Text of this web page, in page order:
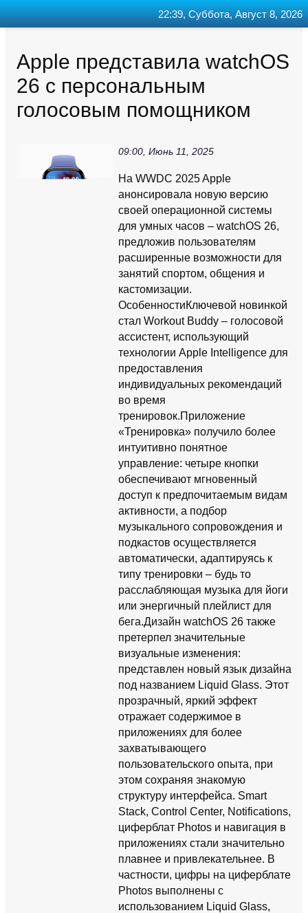
Apple представила watchOS
26 с персональным
голосовым помощником
09:00, Июнь 11, 2025
На WWDC 2025 Apple
анонсировала новую версию
своей операционной системы
для умных часов – watchOS 26,
предложив пользователям
расширенные возможности для
занятий спортом, общения и
кастомизации.
ОсобенностиКлючевой новинкой
стал Workout Buddy – голосовой
ассистент, использующий
технологии Apple Intelligence для
предоставления
индивидуальных рекомендаций
во время
тренировок.Приложение
«Тренировка» получило более
интуитивно понятное
управление: четыре кнопки
обеспечивают мгновенный
доступ к предпочитаемым видам
активности, а подбор
музыкального сопровождения и
подкастов осуществляется
автоматически, адаптируясь к
типу тренировки – будь то
расслабляющая музыка для йоги
или энергичный плейлист для
бега.Дизайн watchOS 26 также
претерпел значительные
визуальные изменения:
представлен новый язык дизайна
под названием Liquid Glass. Этот
прозрачный, яркий эффект
отражает содержимое в
приложениях для более
захватывающего
пользовательского опыта, при
этом сохраняя знакомую
структуру интерфейса. Smart
Stack, Control Center, Notifications,
циферблат Photos и навигация в
приложениях стали значительно
плавнее и привлекательнее. В
частности, цифры на циферблате
Photos выполнены с
использованием Liquid Glass,
22:39, Суббота, Август 8, 2026